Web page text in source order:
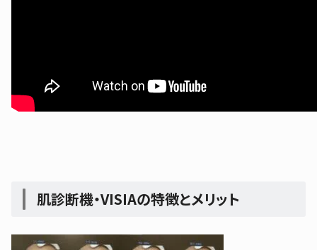
肌診断機・VISIAの特徴とメリット